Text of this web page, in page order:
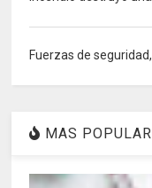
Fuerzas de
MAS